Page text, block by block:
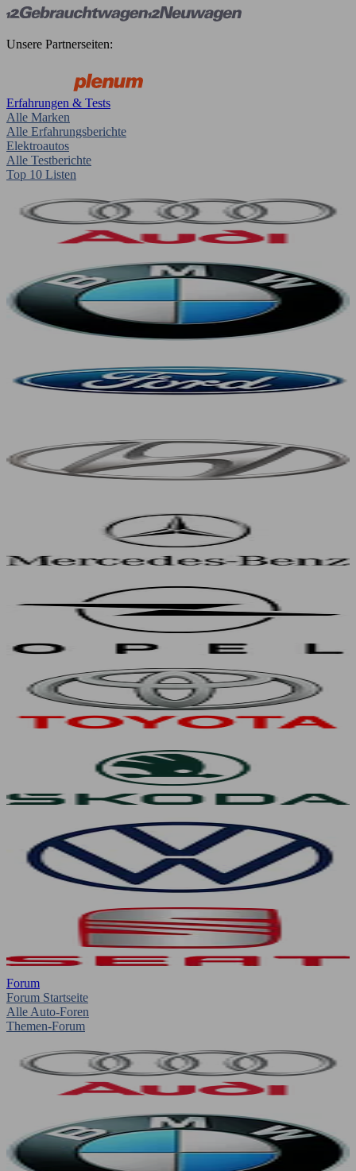
Unsere Partnerseiten:
Erfahrungen & Tests
Alle Marken
Alle Erfahrungsberichte
Elektroautos
Alle Testberichte
Top 10 Listen
Forum
Forum Startseite
Alle Auto-Foren
Themen-Forum